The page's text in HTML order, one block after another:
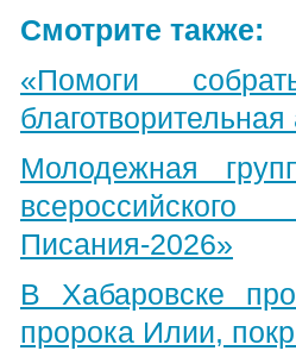
Смотрите также:
«Помоги
Молодежная
Писания-2026»
В Хабаровске
пророка Илии,